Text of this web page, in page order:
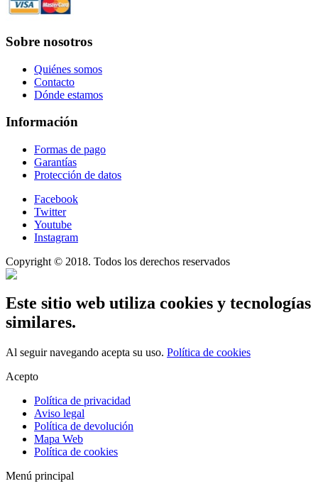
Sobre nosotros
Quiénes somos
Contacto
Dónde estamos
Información
Formas de pago
Garantías
Protección de datos
Facebook
Twitter
Youtube
Instagram
Copyright © 2018. Todos los derechos reservados
Este sitio web utiliza cookies y tecnologías
similares.
Al seguir navegando acepta su uso. Política de cookies
Acepto
Política de privacidad
Aviso legal
Política de devolución
Mapa Web
Política de cookies
Menú principal